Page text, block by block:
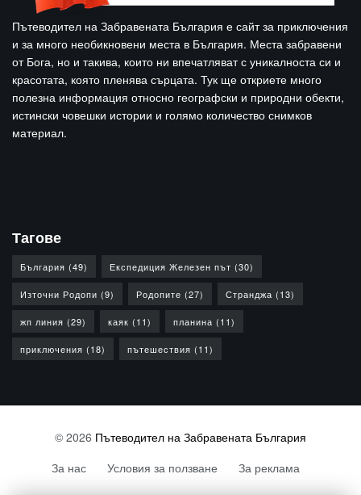
Пътеводител на Забравената България е сайт за приключения
и за много необикновени места в България. Места забравени
от Бога, но и такива, които ни впечатляват с уникалноста си и
красотата, която пленява сърцата. Тук ще откриете много
полезна информация относно географски и природни обекти,
истински човешки истории и голямо количество снимков
материал.
Тагове
България (49) Експедиция Железен път (30)
Източни Родопи (9) Родопите (27) Странджа (13)
жп линия (29) каяк (11) планина (11)
приключения (18) пътешествия (11)
© 2026 Пътеводител на Забравената България
За нас
Условия за ползване За реклама